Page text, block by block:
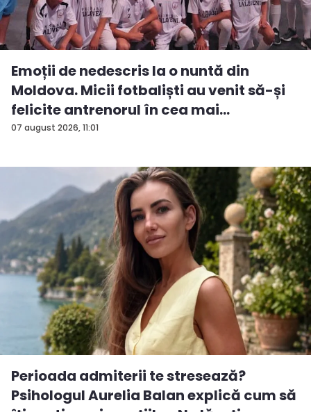
07 august 2026, 11:01
Emoții de nedescris la o nuntă din
Moldova. Micii fotbaliști au venit să-și
felicite antrenorul în cea mai
importan...
Perioada admiterii te stresează?
Psihologul Aurelia Balan explică cum să